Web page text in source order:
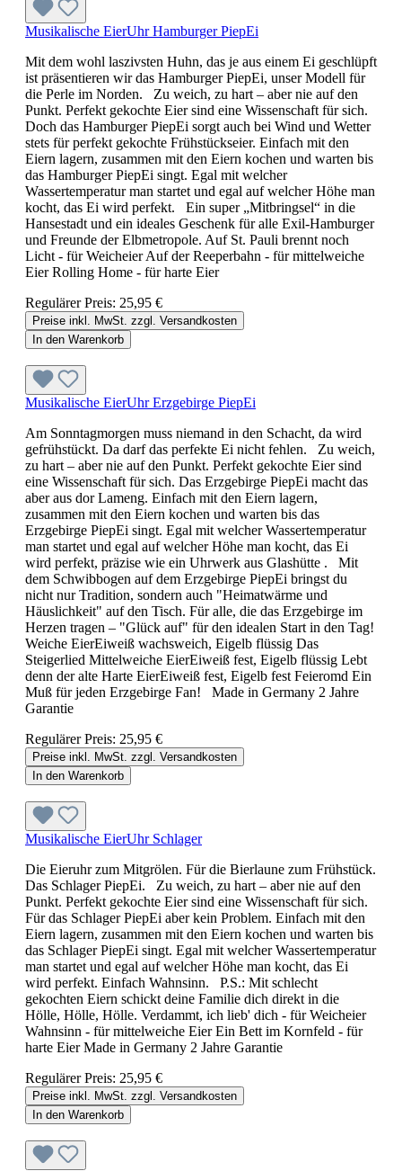
Musikalische EierUhr Hamburger PiepEi
Mit dem wohl laszivsten Huhn, das je aus einem Ei geschlüpft
ist präsentieren wir das Hamburger PiepEi, unser Modell für
die Perle im Norden. Zu weich, zu hart – aber nie auf den
Punkt. Perfekt gekochte Eier sind eine Wissenschaft für sich.
Doch das Hamburger PiepEi sorgt auch bei Wind und Wetter
stets für perfekt gekochte Frühstückseier. Einfach mit den
Eiern lagern, zusammen mit den Eiern kochen und warten bis
das Hamburger PiepEi singt. Egal mit welcher
Wassertemperatur man startet und egal auf welcher Höhe man
kocht, das Ei wird perfekt. Ein super „Mitbringsel“ in die
Hansestadt und ein ideales Geschenk für alle Exil-Hamburger
und Freunde der Elbmetropole. Auf St. Pauli brennt noch
Licht - für Weicheier Auf der Reeperbahn - für mittelweiche
Eier Rolling Home - für harte Eier
Regulärer Preis: 25,95 €
Preise inkl. MwSt. zzgl. Versandkosten
In den Warenkorb
Musikalische EierUhr Erzgebirge PiepEi
Am Sonntagmorgen muss niemand in den Schacht, da wird
gefrühstückt. Da darf das perfekte Ei nicht fehlen. Zu weich,
zu hart – aber nie auf den Punkt. Perfekt gekochte Eier sind
eine Wissenschaft für sich. Das Erzgebirge PiepEi macht das
aber aus dor Lameng. Einfach mit den Eiern lagern,
zusammen mit den Eiern kochen und warten bis das
Erzgebirge PiepEi singt. Egal mit welcher Wassertemperatur
man startet und egal auf welcher Höhe man kocht, das Ei
wird perfekt, präzise wie ein Uhrwerk aus Glashütte . Mit
dem Schwibbogen auf dem Erzgebirge PiepEi bringst du
nicht nur Tradition, sondern auch "Heimatwärme und
Häuslichkeit" auf den Tisch. Für alle, die das Erzgebirge im
Herzen tragen – "Glück auf" für den idealen Start in den Tag!
Weiche EierEiweiß wachsweich, Eigelb flüssig Das
Steigerlied Mittelweiche EierEiweiß fest, Eigelb flüssig Lebt
denn der alte Harte EierEiweiß fest, Eigelb fest Feieromd Ein
Muß für jeden Erzgebirge Fan! Made in Germany 2 Jahre
Garantie
Regulärer Preis: 25,95 €
Preise inkl. MwSt. zzgl. Versandkosten
In den Warenkorb
Musikalische EierUhr Schlager
Die Eieruhr zum Mitgrölen. Für die Bierlaune zum Frühstück.
Das Schlager PiepEi. Zu weich, zu hart – aber nie auf den
Punkt. Perfekt gekochte Eier sind eine Wissenschaft für sich.
Für das Schlager PiepEi aber kein Problem. Einfach mit den
Eiern lagern, zusammen mit den Eiern kochen und warten bis
das Schlager PiepEi singt. Egal mit welcher Wassertemperatur
man startet und egal auf welcher Höhe man kocht, das Ei
wird perfekt. Einfach Wahnsinn. P.S.: Mit schlecht
gekochten Eiern schickt deine Familie dich direkt in die
Hölle, Hölle, Hölle. Verdammt, ich lieb' dich - für Weicheier
Wahnsinn - für mittelweiche Eier Ein Bett im Kornfeld - für
harte Eier Made in Germany 2 Jahre Garantie
Regulärer Preis: 25,95 €
Preise inkl. MwSt. zzgl. Versandkosten
In den Warenkorb